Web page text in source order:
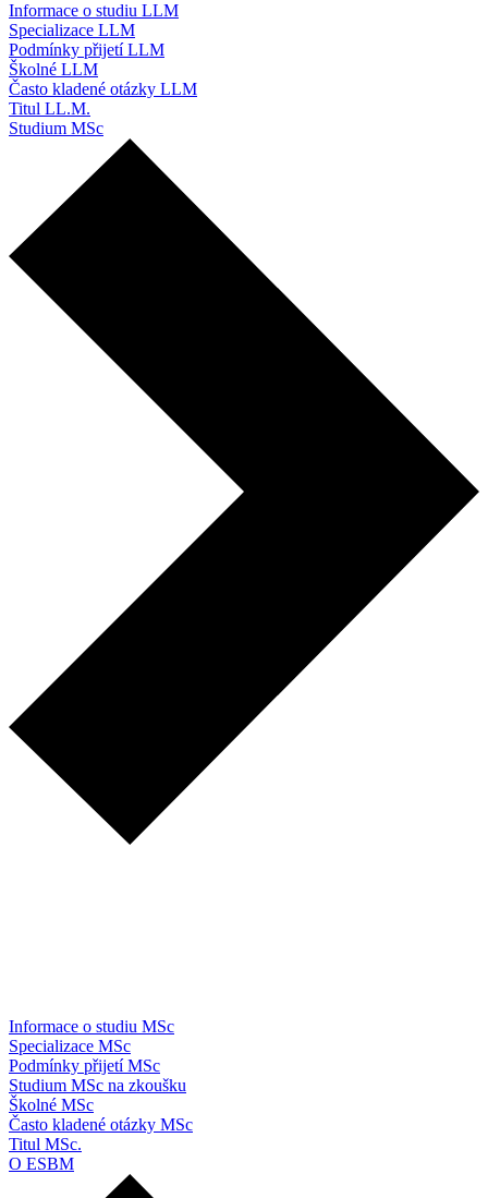
Informace o studiu LLM
Specializace LLM
Podmínky přijetí LLM
Školné LLM
Často kladené otázky LLM
Titul LL.M.
Studium MSc
Informace o studiu MSc
Specializace MSc
Podmínky přijetí MSc
Studium MSc na zkoušku
Školné MSc
Často kladené otázky MSc
Titul MSc.
O ESBM